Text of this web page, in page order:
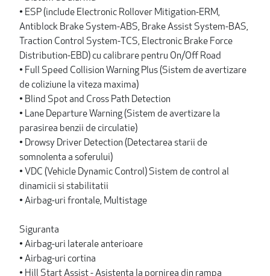
• ESP (include Electronic Rollover Mitigation-ERM,
Antiblock Brake System-ABS, Brake Assist System-BAS,
Traction Control System-TCS, Electronic Brake Force
Distribution-EBD) cu calibrare pentru On/Off Road
• Full Speed Collision Warning Plus (Sistem de avertizare
de coliziune la viteza maxima)
• Blind Spot and Cross Path Detection
• Lane Departure Warning (Sistem de avertizare la
parasirea benzii de circulatie)
• Drowsy Driver Detection (Detectarea starii de
somnolenta a soferului)
• VDC (Vehicle Dynamic Control) Sistem de control al
dinamicii si stabilitatii
• Airbag-uri frontale, Multistage
Siguranta
• Airbag-uri laterale anterioare
• Airbag-uri cortina
• Hill Start Assist - Asistenta la pornirea din rampa